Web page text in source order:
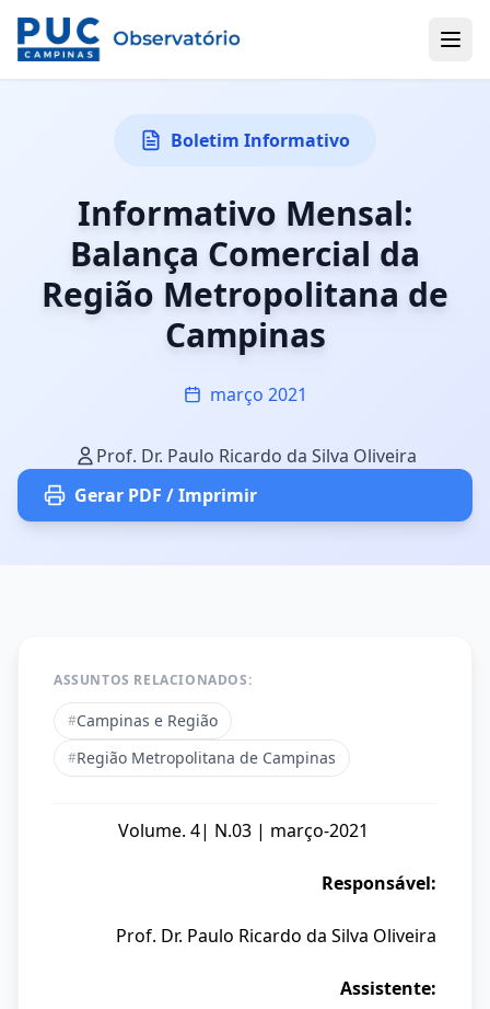
Boletim Informativo
Informativo Mensal:
Balança Comercial da
Região Metropolitana de
Campinas
março 2021
Prof. Dr. Paulo Ricardo da Silva Oliveira
Gerar PDF / Imprimir
ASSUNTOS RELACIONADOS:
#Campinas e Região
#Região Metropolitana de Campinas
Volume. 4| N.03 | março-2021
Responsável:
Prof. Dr. Paulo Ricardo da Silva Oliveira
Assistente: